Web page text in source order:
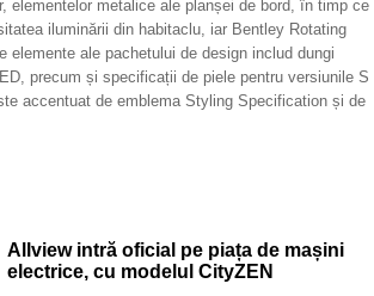
elementelor metalice ale planșei de bord, în timp ce
iluminării din habitaclu, iar Bentley Rotating
elemente ale pachetului de design includ dungi
precum și specificații de piele pentru versiunile S
accentuat de emblema Styling Specification și de
Allview intră oficial pe piața de mașini
electrice, cu modelul CityZEN